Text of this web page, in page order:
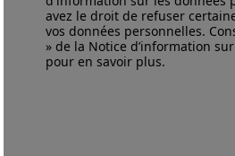
avez le droit de refuser
vos données personnelles.
» de la Notice d’information
pour en savoir plus.